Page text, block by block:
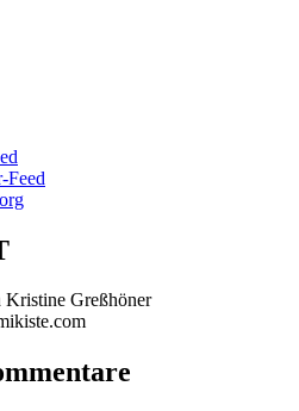
Feed
Kristine Greßhöner